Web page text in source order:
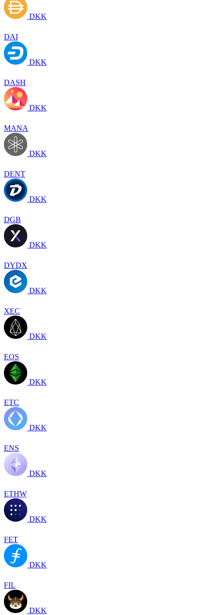
DKK
DAI
DKK
DASH
DKK
MANA
DKK
DENT
DKK
DGB
DKK
DYDX
DKK
XEC
DKK
EOS
DKK
ETC
DKK
ENS
DKK
ETHW
DKK
FET
DKK
FIL
DKK